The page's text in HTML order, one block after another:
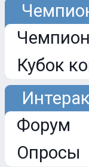
Кубок
Форум
Опросы